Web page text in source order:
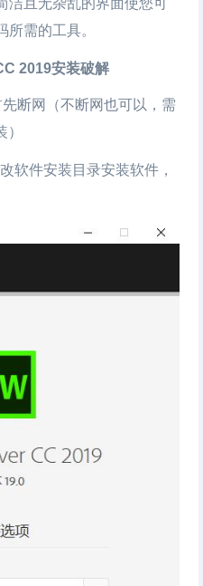
且无杂乱的界面使您可
所需的工具。
2019安装破解
断网（不断网也可以，需
改软件安装目录安装软件，